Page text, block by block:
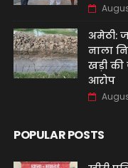
अमेठी:
नाला
खड़ी की
आरोप
POPULAR POSTS